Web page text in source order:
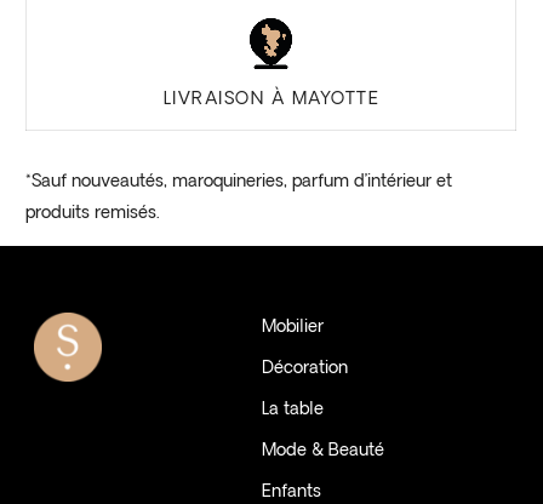
LIVRAISON À MAYOTTE
*Sauf nouveautés, maroquineries, parfum d’intérieur et
produits remisés.
Mobilier
Décoration
La table
Mode & Beauté
Enfants